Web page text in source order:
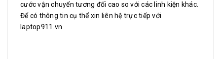
cước vận chuyển tương đối cao so với các linh kiện khác.
Để có thông tin cụ thể xin liên hệ trực tiếp với
laptop911.vn